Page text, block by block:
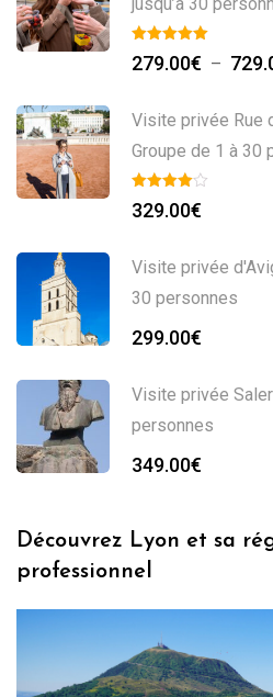
279.00€ –
Visite privée Rue
Groupe de 1 à 30
329.00€
Visite privée
30 personnes
299.00€
Visite privée
personnes
349.00€
Découvrez Lyon et sa
professionnel